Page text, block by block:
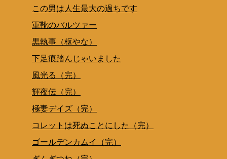
この男は人生最大の過ちです
軍靴のバルツァー
黒執事（枢やな）
下足痕踏んじゃいました
風光る（完）
輝夜伝（完）
極妻デイズ（完）
コレットは死ぬことにした（完）
ゴールデンカムイ（完）